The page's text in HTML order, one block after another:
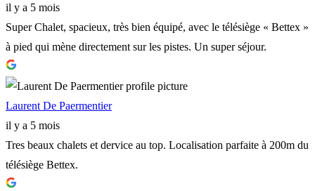
il y a 5 mois
Super Chalet, spacieux, très bien équipé, avec le télésiège « Bettex »
à pied qui mène directement sur les pistes. Un super séjour.
Laurent De Paermentier
il y a 5 mois
Tres beaux chalets et dervice au top. Localisation parfaite à 200m du
télésiège Bettex.